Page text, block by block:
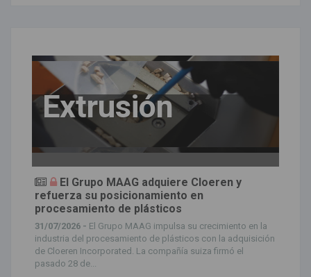
Extrusión
El Grupo MAAG adquiere Cloeren y
refuerza su posicionamiento en
procesamiento de plásticos
31/07/2026 - El Grupo MAAG impulsa su crecimiento en la
industria del procesamiento de plásticos con la adquisición
de Cloeren Incorporated. La compañía suiza firmó el
pasado 28 de...